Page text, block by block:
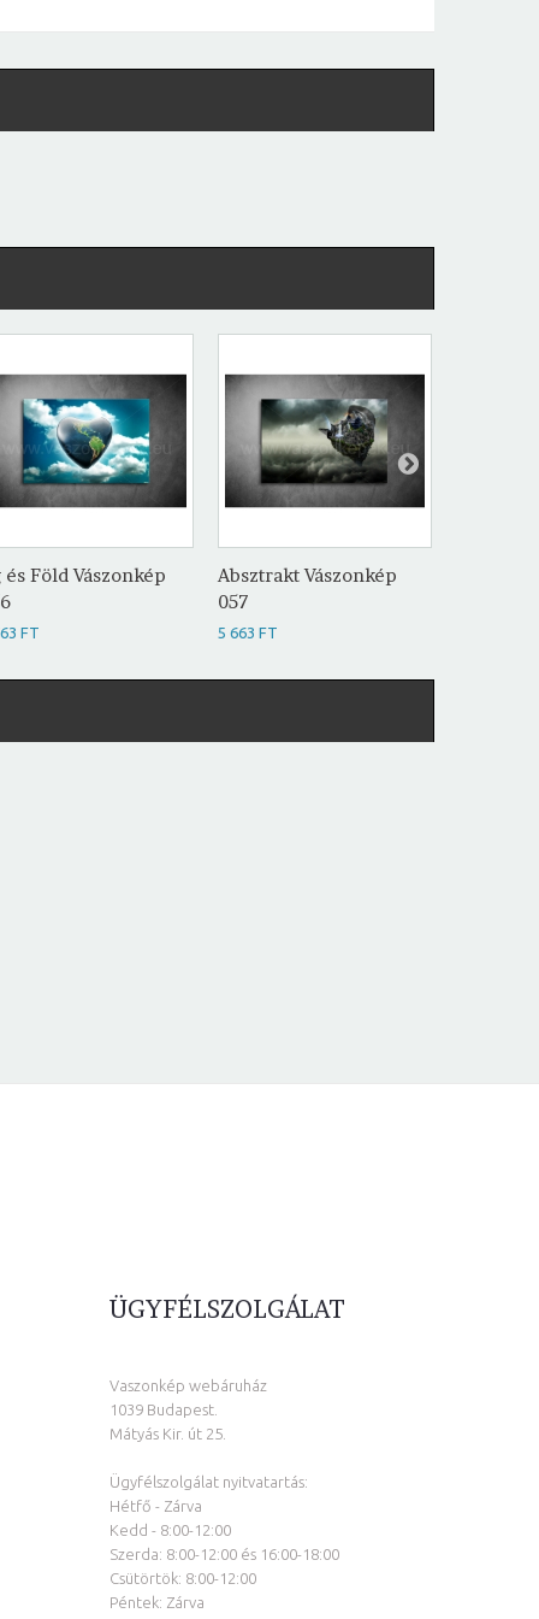
és Föld Vászonkép
FT
Absztrakt Vászonkép
057
5 663 FT
ÜGYFÉLSZOLGÁLAT
Vaszonkép webáruház
1039 Budapest.
Mátyás Kir. út 25.
Ügyfélszolgálat nyitvatartás:
Hétfő - Zárva
Kedd - 8:00-12:00
Szerda: 8:00-12:00 és 16:00-18:00
Csütörtök: 8:00-12:00
Péntek: Zárva